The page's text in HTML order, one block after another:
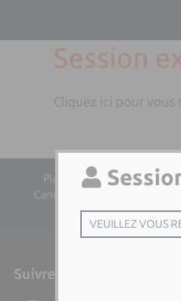
Session
Cliquez ici pour vous
Plan du site| Directeur de
Cancellieri | Responsable
Leria
Suivre l'Università di